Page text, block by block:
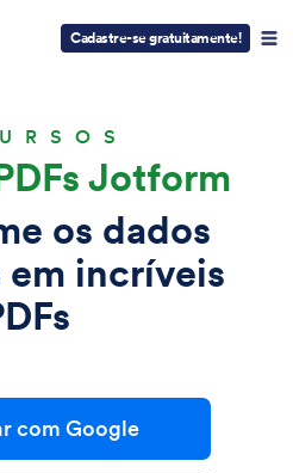
Cadastre-se gratuitamente!
Jotform
os dados
incríveis
com Google